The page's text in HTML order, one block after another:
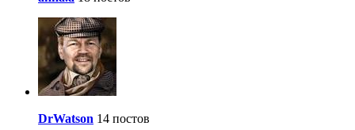
DrWatson 14 постов